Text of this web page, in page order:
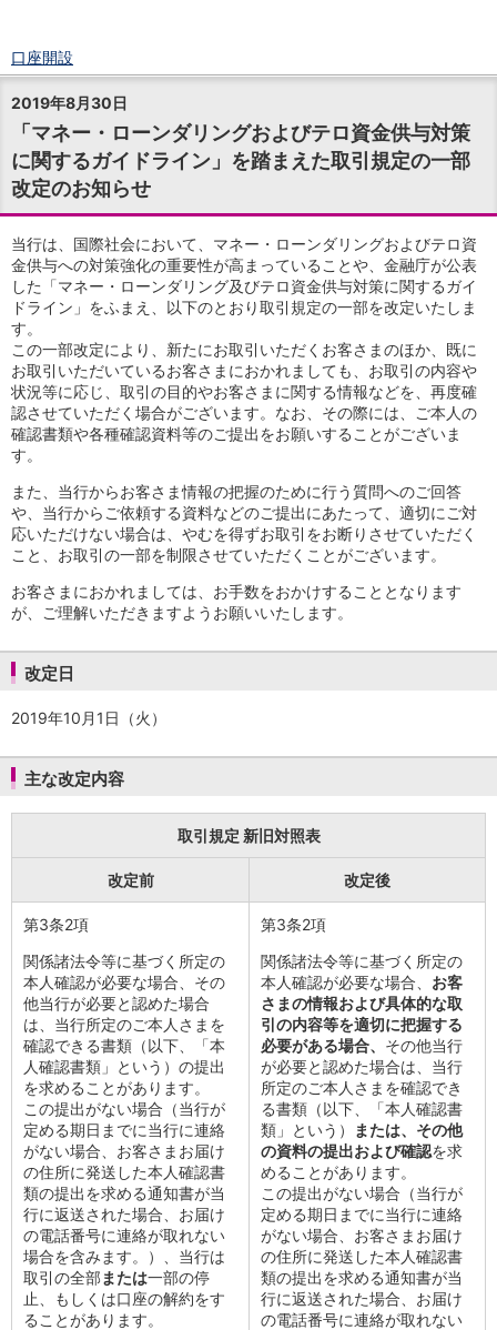
口座開設
ログイン
チャット
メニュー
商品・サービス
預金
円預金TOP
普通預金
定期預金
積立式定期預金
外貨預金 TOP
外貨普通預金
外貨定期預金
外貨普通預金積立
資産運用
投資信託TOP
証券口座開設
投信つみたて
NISA
金銭信託
金銭信託のしくみ
iDeCo・国民年金基金
iDeCo（個人型確定拠出年金）
国民年金基金
ロボアドバイザークラウドファンディング
funds
ローン
リ・バース60
カードローン
目的別ローンマイページ
保険
保険
TOP
個人年金保険
医療保険
がん保険
就業不能保険
認知症保険
海外旅行保険
国内旅行傷害保険
スマホ保険
傷害保険
介護保険
カード
クレジットカード
2019年8月30日
「マネー・ローンダリングおよびテロ資金供与対策
に関するガイドライン」を踏まえた取引規定の一部
改定のお知らせ
当行は、国際社会において、マネー・ローンダリングおよびテロ資
金供与への対策強化の重要性が高まっていることや、金融庁が公表
した「マネー・ローンダリング及びテロ資金供与対策に関するガイ
ドライン」をふまえ、以下のとおり取引規定の一部を改定いたしま
す。
この一部改定により、新たにお取引いただくお客さまのほか、既に
お取引いただいているお客さまにおかれましても、お取引の内容や
状況等に応じ、取引の目的やお客さまに関する情報などを、再度確
認させていただく場合がございます。なお、その際には、ご本人の
確認書類や各種確認資料等のご提出をお願いすることがございま
す。
また、当行からお客さま情報の把握のために行う質問へのご回答
や、当行からご依頼する資料などのご提出にあたって、適切にご対
応いただけない場合は、やむを得ずお取引をお断りさせていただく
こと、お取引の一部を制限させていただくことがございます。
お客さまにおかれましては、お手数をおかけすることとなります
が、ご理解いただきますようお願いいたします。
改定日
2019年10月1日（火）
主な改定内容
取引規定 新旧対照表
改定前 改定後
第3条2項
関係諸法令等に基づく所定の
本人確認が必要な場合、その
他当行が必要と認めた場合
は、当行所定のご本人さまを
確認できる書類（以下、「本
人確認書類」という）の提出
を求めることがあります。
この提出がない場合（当行が
定める期日までに当行に連絡
がない場合、お客さまお届け
の住所に発送した本人確認書
類の提出を求める通知書が当
行に返送された場合、お届け
の電話番号に連絡が取れない
場合を含みます。）、当行は
取引の全部 または一部の停
止、もしくは口座の解約をす
ることがあります。
第3条2項
関係諸法令等に基づく所定の
本人確認が必要な場合、 お客
さまの情報および具体的な取
引の内容等を適切に把握する
必要がある場合、 その他当行
が必要と認めた場合は、当行
所定のご本人さまを確認でき
る書類（以下、「本人確認書
類」という）
または、その他
の資料の提出および確認を求
めることがあります。
この提出がない場合（当行が
定める期日までに当行に連絡
がない場合、お客さまお届け
の住所に発送した本人確認書
類の提出を求める通知書が当
行に返送された場合、お届け
の電話番号に連絡が取れない